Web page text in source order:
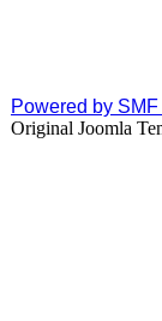
Powered by SMF
Original Joomla